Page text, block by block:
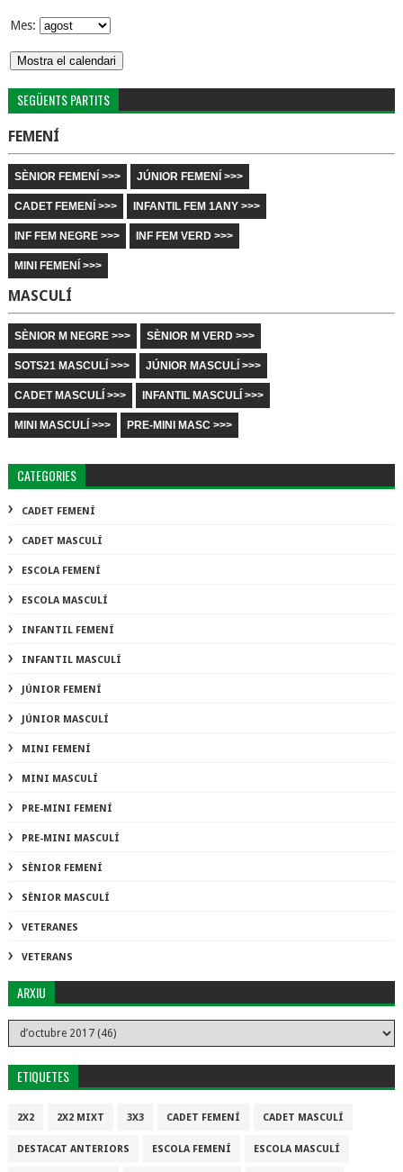
Mes:
SEGÜENTS PARTITS
FEMENÍ
SÈNIOR FEMENÍ >>> JÚNIOR FEMENÍ >>>
CADET FEMENÍ >>> INFANTIL FEM 1ANY >>>
INF FEM NEGRE >>> INF FEM VERD >>>
MINI FEMENÍ >>>
MASCULÍ
SÈNIOR M NEGRE >>> SÈNIOR M VERD >>>
SOTS21 MASCULÍ >>> JÚNIOR MASCULÍ >>>
CADET MASCULÍ >>> INFANTIL MASCULÍ >>>
MINI MASCULÍ >>> PRE-MINI MASC >>>
CATEGORIES
CADET FEMENÍ
CADET MASCULÍ
ESCOLA FEMENÍ
ESCOLA MASCULÍ
INFANTIL FEMENÍ
INFANTIL MASCULÍ
JÚNIOR FEMENÍ
JÚNIOR MASCULÍ
MINI FEMENÍ
MINI MASCULÍ
PRE-MINI FEMENÍ
PRE-MINI MASCULÍ
SÈNIOR FEMENÍ
SÈNIOR MASCULÍ
VETERANES
VETERANS
ARXIU
ETIQUETES
2X2 2X2 MIXT 3X3 CADET FEMENÍ CADET MASCULÍ
DESTACAT ANTERIORS ESCOLA FEMENÍ ESCOLA MASCULÍ